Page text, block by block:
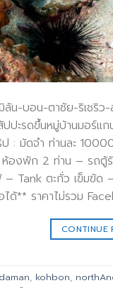
น-บอน-ตาชัย-ริเชริ
ปะรดขึ้นหมู่บ้านมอร์
: มัดจำ ท่านละ
องพัก 2 ท่าน – รถตู้
Tank ตะกั่ว เข็มขั
ได้** ราคาไม่รวม
CONTINUE
, kohbon,